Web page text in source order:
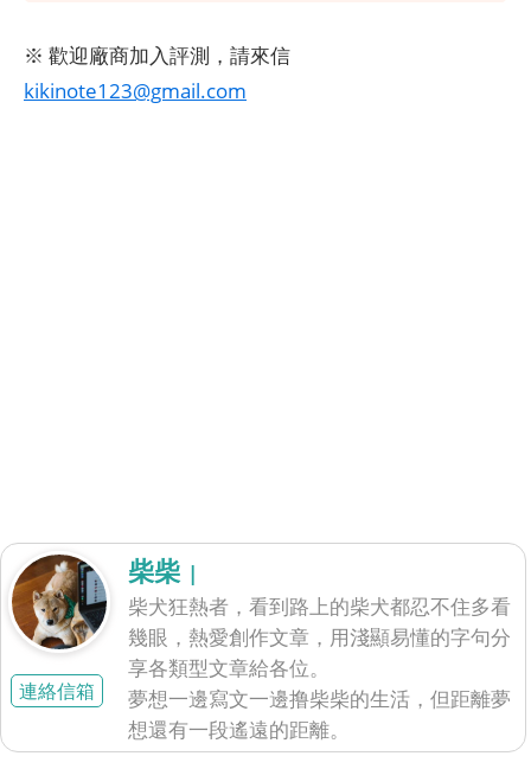
※ 歡迎廠商加入評測，請來信
kikinote123@gmail.com
連絡信箱
柴柴 |
柴犬狂熱者，看到路上的柴犬都忍不住多看
幾眼，熱愛創作文章，用淺顯易懂的字句分
享各類型文章給各位。
夢想一邊寫文一邊撸柴柴的生活，但距離夢
想還有一段遙遠的距離。